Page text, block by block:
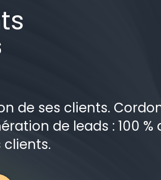
de ses clients.
de leads : 100 %